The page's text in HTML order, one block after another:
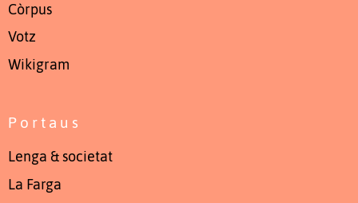
Còrpus
Votz
Wikigram
Portaus
Lenga & societat
La Farga